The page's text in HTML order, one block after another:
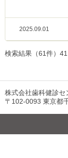
2025.09.01
検索結果（61件）
株式会社歯科健診セ
〒102-0093 東京都